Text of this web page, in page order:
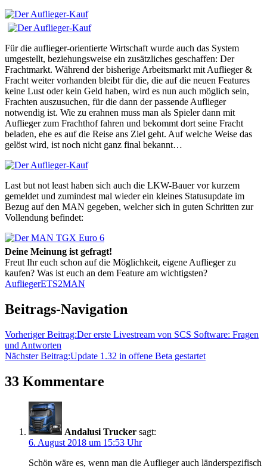
Für die auflieger-orientierte Wirtschaft wurde auch das System
umgestellt, beziehungsweise ein zusätzliches geschaffen: Der
Frachtmarkt. Während der bisherige Arbeitsmarkt mit Auflieger &
Fracht weiter vorhanden bleibt für die, die auf die neuen Features
keine Lust oder kein Geld haben, wird es nun auch möglich sein,
Frachten auszusuchen, für die dann der passende Auflieger
notwendig ist. Wie zu erahnen muss man als Spieler dann mit
Auflieger zum Frachthof fahren und bekommt dort seine Fracht
beladen, ehe es auf die Reise ans Ziel geht. Auf welche Weise das
gelöst wird, ist noch nicht ganz final bekannt…
Last but not least haben sich auch die LKW-Bauer vor kurzem
gemeldet und zumindest mal wieder ein kleines Statusupdate im
Bezug auf den MAN gegeben, welcher sich in guten Schritten zur
Vollendung befindet:
Deine Meinung ist gefragt!
Freut Ihr euch schon auf die Möglichkeit, eigene Auflieger zu
kaufen? Was ist euch an dem Feature am wichtigsten?
AufliegerETS2MAN
Beitrags-Navigation
Vorheriger Beitrag:Der erste Livestream von SCS Software: Fragen
und Antworten
Nächster Beitrag:Update 1.32 in offene Beta gestartet
33 Kommentare
Andalusi Trucker sagt:
6. August 2018 um 15:53 Uhr
Schön wäre es, wenn man die Auflieger auch länderspezifisch